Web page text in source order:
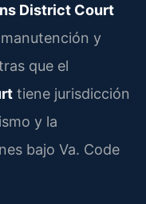
District Court
y
que el
tiene jurisdicción
y la
bajo Va. Code